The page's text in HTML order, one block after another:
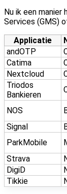
Nu ik een
Services (GMS)
Applicatie
andOTP
Catima
Nextcloud
Triodos
Bankieren
NOS
Signal
ParkMobile
Strava
DigiD
Tikkie